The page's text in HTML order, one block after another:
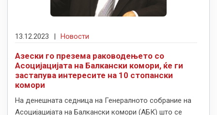
13.12.2023 | Новости
Азески го презема раководењето со
Асоцијацијата на Балкански комори, ќе ги
застапува интересите на 10 стопански
комори
На денешната седница на Генералното собрание на
Асоцијацијата на Балкански комори (АБК) што се